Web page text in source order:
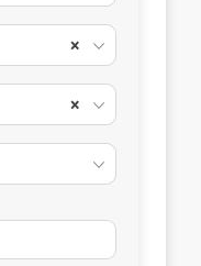
×
×